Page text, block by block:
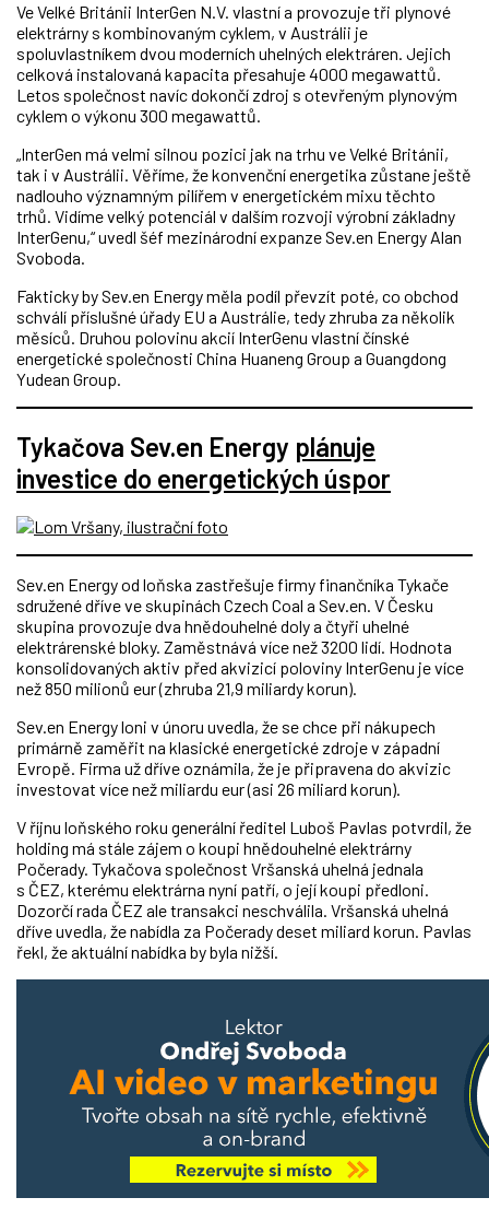
Ve Velké Británii InterGen N.V. vlastní a provozuje tři plynové
elektrárny s kombinovaným cyklem, v Austrálii je
spoluvlastníkem dvou moderních uhelných elektráren. Jejich
celková instalovaná kapacita přesahuje 4000 megawattů.
Letos společnost navíc dokončí zdroj s otevřeným plynovým
cyklem o výkonu 300 megawattů.
„InterGen má velmi silnou pozici jak na trhu ve Velké Británii,
tak i v Austrálii. Věříme, že konvenční energetika zůstane ještě
nadlouho významným pilířem v energetickém mixu těchto
trhů. Vidíme velký potenciál v dalším rozvoji výrobní základny
InterGenu,“ uvedl šéf mezinárodní expanze Sev.en Energy Alan
Svoboda.
Fakticky by Sev.en Energy měla podíl převzít poté, co obchod
schválí příslušné úřady EU a Austrálie, tedy zhruba za několik
měsíců. Druhou polovinu akcií InterGenu vlastní čínské
energetické společnosti China Huaneng Group a Guangdong
Yudean Group.
Tykačova Sev.en Energy plánuje
investice do energetických úspor
Sev.en Energy od loňska zastřešuje firmy finančníka Tykače
sdružené dříve ve skupinách Czech Coal a Sev.en. V Česku
skupina provozuje dva hnědouhelné doly a čtyři uhelné
elektrárenské bloky. Zaměstnává více než 3200 lidí. Hodnota
konsolidovaných aktiv před akvizicí poloviny InterGenu je více
než 850 milionů eur (zhruba 21,9 miliardy korun).
Sev.en Energy loni v únoru uvedla, že se chce při nákupech
primárně zaměřit na klasické energetické zdroje v západní
Evropě. Firma už dříve oznámila, že je připravena do akvizic
investovat více než miliardu eur (asi 26 miliard korun).
V říjnu loňského roku generální ředitel Luboš Pavlas potvrdil, že
holding má stále zájem o koupi hnědouhelné elektrárny
Počerady. Tykačova společnost Vršanská uhelná jednala
s ČEZ, kterému elektrárna nyní patří, o její koupi předloni.
Dozorčí rada ČEZ ale transakci neschválila. Vršanská uhelná
dříve uvedla, že nabídla za Počerady deset miliard korun. Pavlas
řekl, že aktuální nabídka by byla nižší.